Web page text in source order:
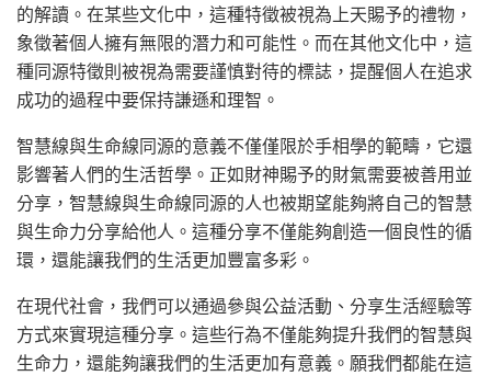
的解讀。在某些文化中，這種特徵被視為上天賜予的禮物，
象徵著個人擁有無限的潛力和可能性。而在其他文化中，這
種同源特徵則被視為需要謹慎對待的標誌，提醒個人在追求
成功的過程中要保持謙遜和理智。
智慧線與生命線同源的意義不僅僅限於手相學的範疇，它還
影響著人們的生活哲學。正如財神賜予的財氣需要被善用並
分享，智慧線與生命線同源的人也被期望能夠將自己的智慧
與生命力分享給他人。這種分享不僅能夠創造一個良性的循
環，還能讓我們的生活更加豐富多彩。
在現代社會，我們可以通過參與公益活動、分享生活經驗等
方式來實現這種分享。這些行為不僅能夠提升我們的智慧與
生命力，還能夠讓我們的生活更加有意義。願我們都能在這